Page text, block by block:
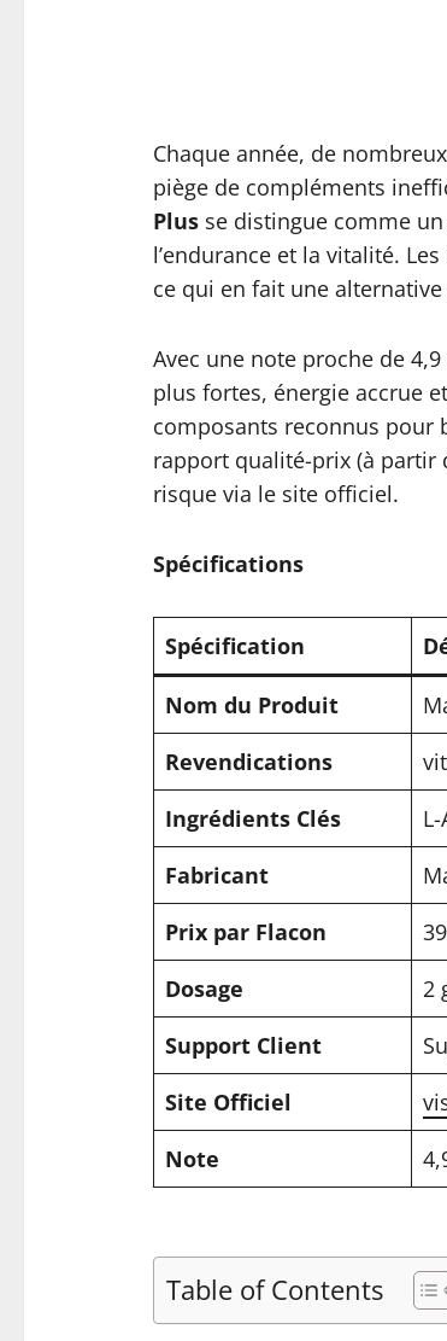
Chaque année, de
piège de compléments
Plusse distingue comme
l’endurance et la vitalité.
ce qui en fait une
Avec une note proche de
plus fortes, énergie accrue
composants reconnus pour
rapport qualité-prix (à partir
risque via le site officiel.
Spécifications
Spécification
Nom du Produit
Revendications
Ingrédients Clés
Fabricant
Prix par Flacon
Dosage
2
Support Client
Site Officiel
Note
Table of Contents